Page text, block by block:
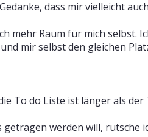
dass mir vielleicht
mehr Raum für mich selbst.
mir selbst den gleichen
To do Liste ist länger als der
werden will, rutsche